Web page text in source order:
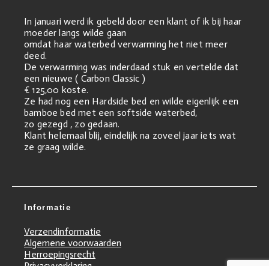
In januari werd ik gebeld door een klant of ik bij haar
moeder langs wilde gaan
omdat haar waterbed verwarming het niet meer
deed.
De verwarming was inderdaad stuk en vertelde dat
een nieuwe ( Carbon Classic )
€ 125,00 koste.
Ze had nog een Hardside bed en wilde eigenlijk een
bamboe bed met een softside waterbed,
zo gezegd , zo gedaan.
Klant helemaal blij, eindelijk na zoveel jaar iets wat
ze graag wilde.
Informatie
Verzendinformatie
Algemene voorwaarden
Herroepingsrecht